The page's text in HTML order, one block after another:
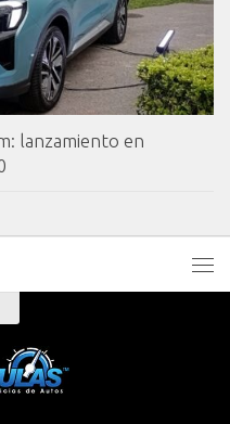
lanzamiento en